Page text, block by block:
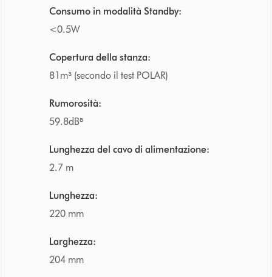
Consumo in modalità Standby:
<0.5W
Copertura della stanza:
81m³ (secondo il test POLAR)
Rumorosità:
59.8dB⁸
Lunghezza del cavo di alimentazione:
2.7 m
Lunghezza:
220 mm
Larghezza:
204 mm